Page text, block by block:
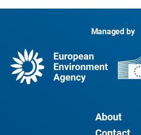
Managed by
About